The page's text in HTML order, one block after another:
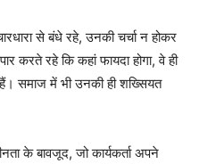
से बंधे रहे, उनकी चर्चा न होकर
करते रहे कि कहां फायदा होगा, वे ही
समाज में भी उनकी ही शख्सियत
के बावजूद, जो कार्यकर्ता अपने